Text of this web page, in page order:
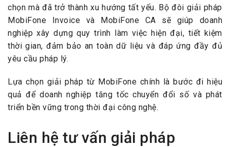
chọn mà đã trở thành xu hướng tất yếu. Bộ đôi giải pháp
MobiFone Invoice và MobiFone CA sẽ giúp doanh
nghiệp xây dựng quy trình làm việc hiện đại, tiết kiệm
thời gian, đảm bảo an toàn dữ liệu và đáp ứng đầy đủ
yêu cầu pháp lý.
Lựa chọn giải pháp từ MobiFone chính là bước đi hiệu
quả để doanh nghiệp tăng tốc chuyển đổi số và phát
triển bền vững trong thời đại công nghệ.
Liên hệ tư vấn giải pháp